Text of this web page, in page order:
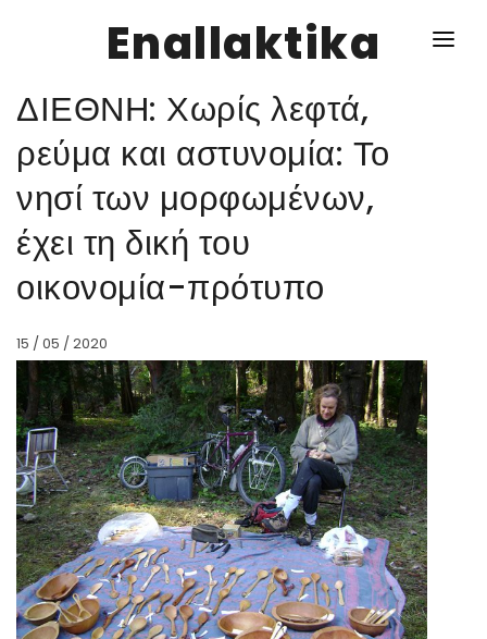
Enallaktika
NEWS
ΥΓΕΙΑ
ΣΥΝΤΑΓΕΣ
ΔΙΑΦΟΡΑ
ΕΝΑΛΛΑΚΤΙΚΑ
ΑΥΤΑΡΚΕΙΑ
ΣΧΕΣΕΙΣ
ΚΑΛΛΙΕΡΓΕΙΕΣ
ΔΙΕΘΝΗ: Χωρίς λεφτά,
ρεύμα και αστυνομία: Το
νησί των μορφωμένων,
έχει τη δική του
οικονομία-πρότυπο
15 / 05 / 2020